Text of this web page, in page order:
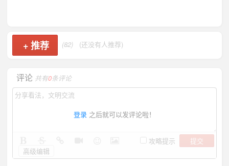
+推荐 (82) (还没有人推荐)
评论 共有0条评论
登录 之后就可以发评论啦！
攻略提示
提交
高级编辑